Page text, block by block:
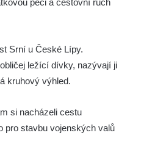
Srní u České Lípy.
ležící dívky, nazývají ji
kruhový výhled.
si nacházeli cestu
pro stavbu vojenských valů